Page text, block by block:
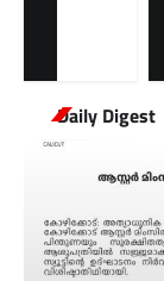
Daily Digest